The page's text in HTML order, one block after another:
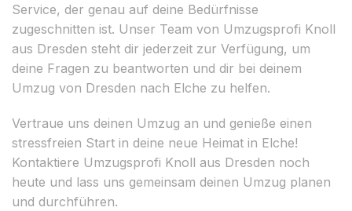
Service, der genau auf deine Bedürfnisse
zugeschnitten ist. Unser Team von Umzugsprofi Knoll
aus Dresden steht dir jederzeit zur Verfügung, um
deine Fragen zu beantworten und dir bei deinem
Umzug von Dresden nach Elche zu helfen.
Vertraue uns deinen Umzug an und genieße einen
stressfreien Start in deine neue Heimat in Elche!
Kontaktiere Umzugsprofi Knoll aus Dresden noch
heute und lass uns gemeinsam deinen Umzug planen
und durchführen.